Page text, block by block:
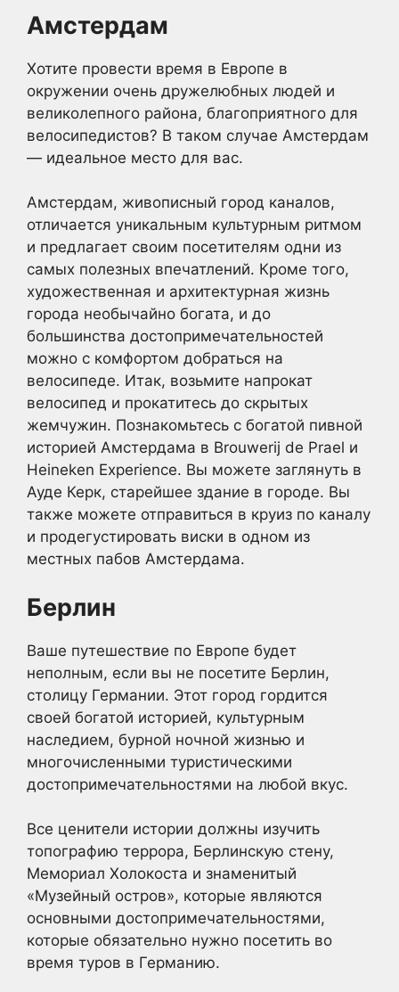
Амстердам
Хотите провести время в Европе в
окружении очень дружелюбных людей и
великолепного района, благоприятного для
велосипедистов? В таком случае Амстердам
— идеальное место для вас.
Амстердам, живописный город каналов,
отличается уникальным культурным ритмом
и предлагает своим посетителям одни из
самых полезных впечатлений. Кроме того,
художественная и архитектурная жизнь
города необычайно богата, и до
большинства достопримечательностей
можно с комфортом добраться на
велосипеде. Итак, возьмите напрокат
велосипед и прокатитесь до скрытых
жемчужин. Познакомьтесь с богатой пивной
историей Амстердама в Brouwerij de Prael и
Heineken Experience. Вы можете заглянуть в
Ауде Керк, старейшее здание в городе. Вы
также можете отправиться в круиз по каналу
и продегустировать виски в одном из
местных пабов Амстердама.
Берлин
Ваше путешествие по Европе будет
неполным, если вы не посетите Берлин,
столицу Германии. Этот город гордится
своей богатой историей, культурным
наследием, бурной ночной жизнью и
многочисленными туристическими
достопримечательностями на любой вкус.
Все ценители истории должны изучить
топографию террора, Берлинскую стену,
Мемориал Холокоста и знаменитый
«Музейный остров», которые являются
основными достопримечательностями,
которые обязательно нужно посетить во
время туров в Германию.